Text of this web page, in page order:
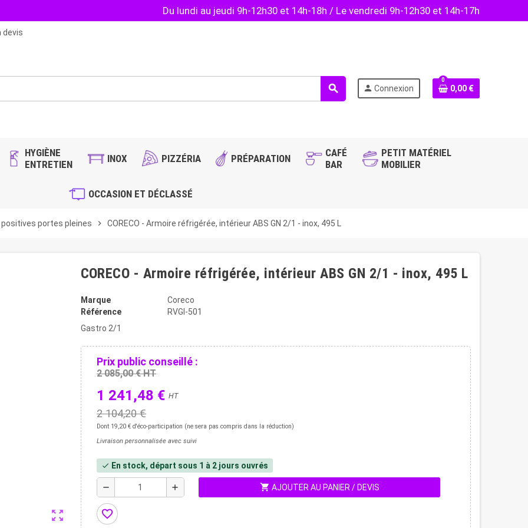
Du lundi au jeudi 9h-12h30 et 14h-18h / Le vendredi 9h-12h30 et 14h-17h
devis
search person Connexion
0
0,00 €
HYGIÈNE
ENTRETIEN
INOX PIZZÉRIA PRÉPARATION
CAFÉ
BAR
PETIT MATÉRIEL
MOBILIER
OCCASION ET DÉCLASSÉ
portes pleines chevron_right CORECO - Armoire réfrigérée, intérieur ABS GN 2/1 - inox, 495 L
zoom_out_map
CORECO - Armoire réfrigérée, intérieur ABS GN 2/1 - inox, 495 L
Marque
Coreco
Référence
RVGI-501
Gastro 2/1
Prix public conseillé :
2 085,00 € HT
1 241,48 € HT
2 104,20 €
Dont 19,20 € d'éco-participation (ne sera pas compris dans la réduction)
Livraison personnalisée avec suivi
check En stock, départ sous 1 à 2 jours ouvrés
remove add shopping_cart AJOUTER AU PANIER / DEVIS
favorite_border